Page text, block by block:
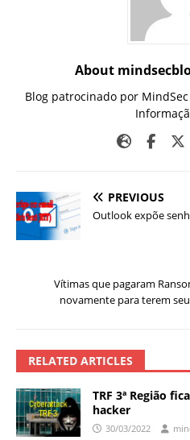
About
Blog patrocinado por
PREVIOUS
Outlook expõe
Vítimas que pagaram
novamente para terem
RELATED ARTICLES
TRF 3ª Região
hacker
30/03/2022